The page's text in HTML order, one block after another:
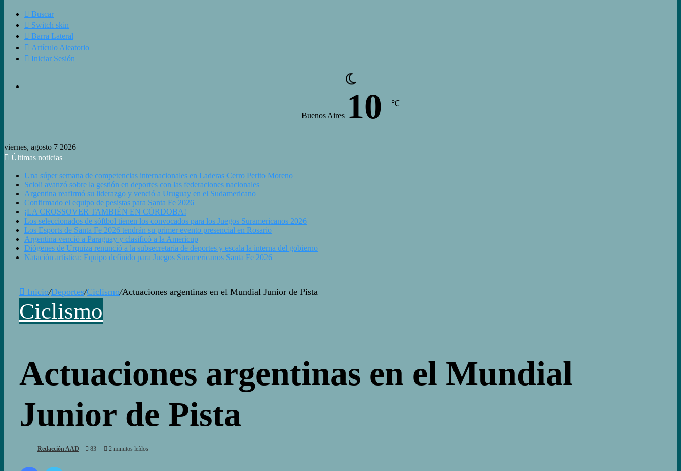
Buscar
Switch skin
Barra Lateral
Artículo Aleatorio
Iniciar Sesión
Buenos Aires 10 ℃
viernes, agosto 7 2026
Últimas noticias
Una súper semana de competencias internacionales en Laderas Cerro Perito Moreno
Scioli avanzó sobre la gestión en deportes con las federaciones nacionales
Argentina reafirmó su liderazgo y venció a Uruguay en el Sudamericano
Confirmado el equipo de pesistas para Santa Fe 2026
¡LA CROSSOVER TAMBIÉN EN CÓRDOBA!
Los seleccionados de sóftbol tienen los convocados para los Juegos Suramericanos 2026
Los Esports de Santa Fe 2026 tendrán su primer evento presencial en Rosario
Argentina venció a Paraguay y clasificó a la Americup
Diógenes de Urquiza renunció a la subsecretaría de deportes y escala la interna del gobierno
Natación artística: Equipo definido para Juegos Suramericanos Santa Fe 2026
Inicio/Deportes/Ciclismo/Actuaciones argentinas en el Mundial Junior de Pista
Ciclismo
Actuaciones argentinas en el Mundial
Junior de Pista
Redacción AAD 83 2 minutos leídos